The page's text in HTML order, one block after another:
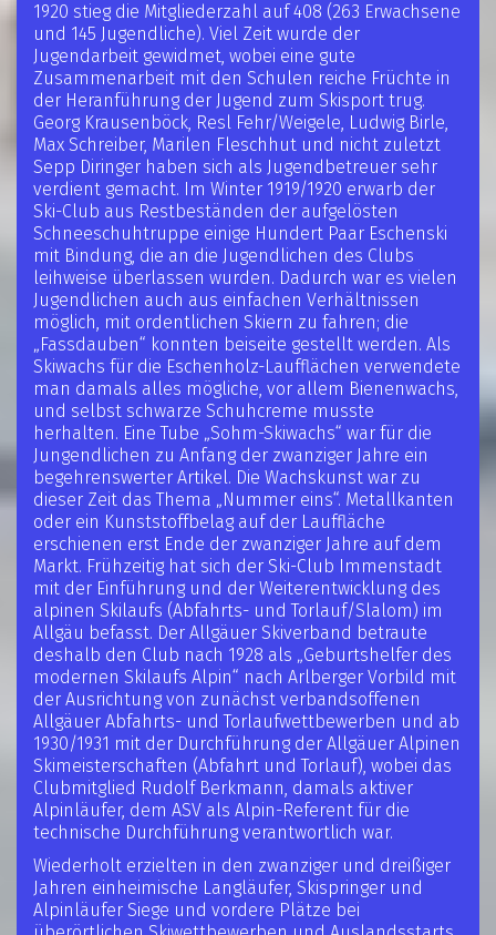
1920 stieg die Mitgliederzahl auf 408 (263 Erwachsene
und 145 Jugendliche). Viel Zeit wurde der
Jugendarbeit gewidmet, wobei eine gute
Zusammenarbeit mit den Schulen reiche Früchte in
der Heranführung der Jugend zum Skisport trug.
Georg Krausenböck, Resl Fehr/Weigele, Ludwig Birle,
Max Schreiber, Marilen Fleschhut und nicht zuletzt
Sepp Diringer haben sich als Jugendbetreuer sehr
verdient gemacht. Im Winter 1919/1920 erwarb der
Ski-Club aus Restbeständen der aufgelösten
Schneeschuhtruppe einige Hundert Paar Eschenski
mit Bindung, die an die Jugendlichen des Clubs
leihweise überlassen wurden. Dadurch war es vielen
Jugendlichen auch aus einfachen Verhältnissen
möglich, mit ordentlichen Skiern zu fahren; die
„Fassdauben“ konnten beiseite gestellt werden. Als
Skiwachs für die Eschenholz-Laufflächen verwendete
man damals alles mögliche, vor allem Bienenwachs,
und selbst schwarze Schuhcreme musste
herhalten. Eine Tube „Sohm-Skiwachs“ war für die
Jungendlichen zu Anfang der zwanziger Jahre ein
begehrenswerter Artikel. Die Wachskunst war zu
dieser Zeit das Thema „Nummer eins“. Metallkanten
oder ein Kunststoffbelag auf der Lauffläche
erschienen erst Ende der zwanziger Jahre auf dem
Markt. Frühzeitig hat sich der Ski-Club Immenstadt
mit der Einführung und der Weiterentwicklung des
alpinen Skilaufs (Abfahrts- und Torlauf/Slalom) im
Allgäu befasst. Der Allgäuer Skiverband betraute
deshalb den Club nach 1928 als „Geburtshelfer des
modernen Skilaufs Alpin“ nach Arlberger Vorbild mit
der Ausrichtung von zunächst verbandsoffenen
Allgäuer Abfahrts- und Torlaufwettbewerben und ab
1930/1931 mit der Durchführung der Allgäuer Alpinen
Skimeisterschaften (Abfahrt und Torlauf), wobei das
Clubmitglied Rudolf Berkmann, damals aktiver
Alpinläufer, dem ASV als Alpin-Referent für die
technische Durchführung verantwortlich war.
Wiederholt erzielten in den zwanziger und dreißiger
Jahren einheimische Langläufer, Skispringer und
Alpinläufer Siege und vordere Plätze bei